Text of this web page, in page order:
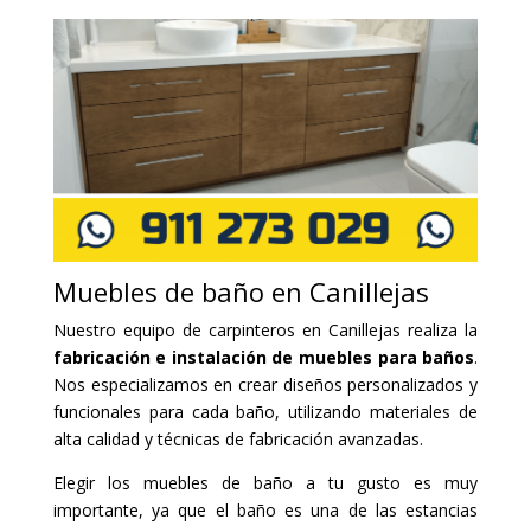
Muebles de baño en Canillejas
Nuestro equipo de carpinteros en Canillejas realiza la
fabricación e instalación de muebles para baños.
Nos especializamos en crear diseños personalizados y
funcionales para cada baño, utilizando materiales de
alta calidad y técnicas de fabricación avanzadas.
Elegir los muebles de baño a tu gusto es muy
importante, ya que el baño es una de las estancias